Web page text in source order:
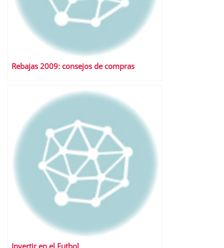
Rebajas 2009: consejos de compras